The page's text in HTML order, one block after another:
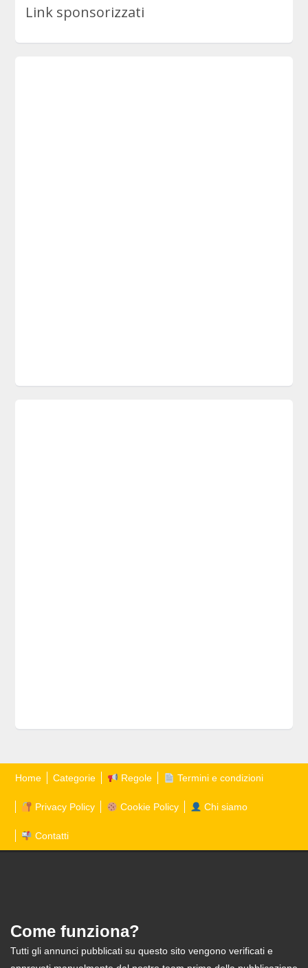
Link sponsorizzati
Home Categorie Regole Termini e condizioni
Privacy Policy Cookie Policy Chi siamo
Contatti
Come funziona?
Tutti gli annunci pubblicati su questo sito vengono verificati e